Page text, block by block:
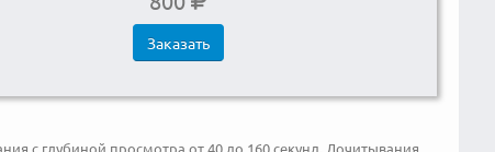
Заказать
с глубиной просмотра от 40 до 160 секунд. Дочитывания